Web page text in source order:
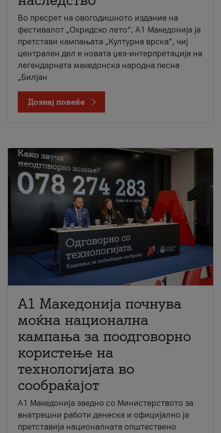
Во пресрет на овогодишното издание на
фестивалот „Охридско лето“, А1 Македонија ја
претстави кампањата „Културна врска“, чиј
централен дел е новата џез-интерпретација на
легендарната македонска народна песна
„Билјан
Дознај повеќе
A1 Македонија почнува
моќна национална
кампања за поодговорно
користење на
технологијата во
сообраќајот
A1 Македонија заедно со Министерството за
внатрешни работи денеска и официјално ја
претставија националната општествено